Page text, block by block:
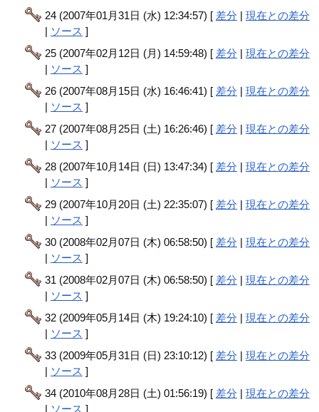
24 (2007年01月31日 (水) 12:34:57) [ 差分 |現在との差分
| ソース ]
25 (2007年02月12日 (月) 14:59:48) [ 差分 |現在との差分
| ソース ]
26 (2007年08月15日 (水) 16:46:41) [ 差分 |現在との差分
| ソース ]
27 (2007年08月25日 (土) 16:26:46) [ 差分 |現在との差分
| ソース ]
28 (2007年10月14日 (日) 13:47:34) [ 差分 |現在との差分
| ソース ]
29 (2007年10月20日 (土) 22:35:07) [ 差分 |現在との差分
| ソース ]
30 (2008年02月07日 (木) 06:58:50) [ 差分 |現在との差分
| ソース ]
31 (2008年02月07日 (木) 06:58:50) [ 差分 |現在との差分
| ソース ]
32 (2009年05月14日 (木) 19:24:10) [ 差分 |現在との差分
| ソース ]
33 (2009年05月31日 (日) 23:10:12) [ 差分 |現在との差分
| ソース ]
34 (2010年08月28日 (土) 01:56:19) [ 差分 |現在との差分
| ソース ]